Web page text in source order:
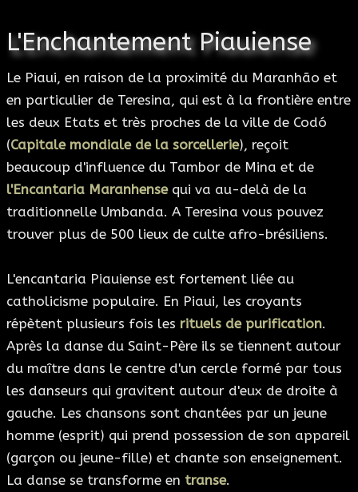
L'Enchantement Piauiense
Le Piaui, en raison de la proximité du Maranhão et
en particulier de Teresina, qui est à la frontière entre
les deux Etats et très proches de la ville de Codó
(Capitale mondiale de la sorcellerie), reçoit
beaucoup d'influence du Tambor de Mina et de
l'Encantaria Maranhensequi va au-delà de la
traditionnelle Umbanda. A Teresina vous pouvez
trouver plus de 500 lieux de culte afro-brésiliens.
L'encantaria Piauiense est fortement liée au
catholicisme populaire. En Piaui, les croyants
répètent plusieurs fois les rituels de purification.
Après la danse du Saint-Père ils se tiennent autour
du maître dans le centre d'un cercle formé par tous
les danseurs qui gravitent autour d'eux de droite à
gauche. Les chansons sont chantées par un jeune
homme (esprit) qui prend possession de son appareil
(garçon ou jeune-fille) et chante son enseignement.
La danse se transforme en transe.